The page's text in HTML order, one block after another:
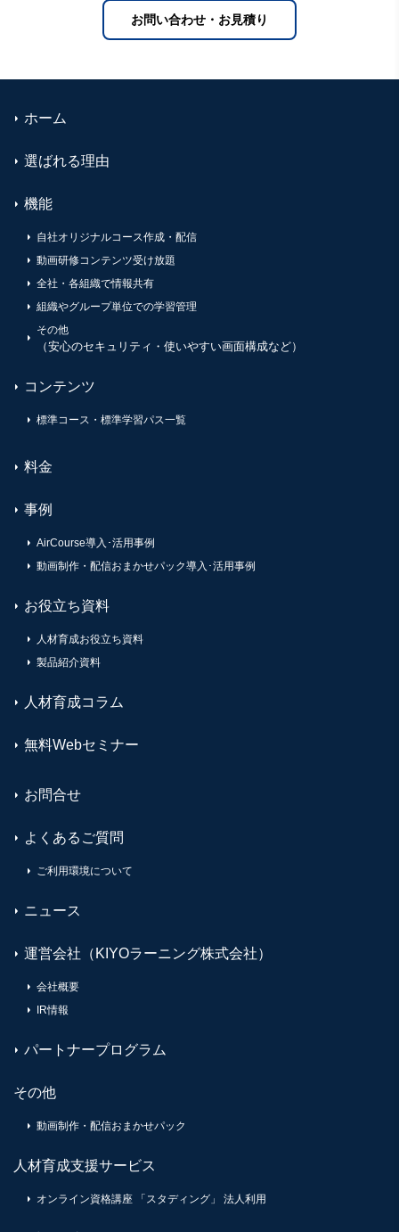
お問い合わせ・お見積り
ホーム
選ばれる理由
機能
自社オリジナルコース作成・配信
動画研修コンテンツ受け放題
全社・各組織で情報共有
組織やグループ単位での学習管理
その他
（安心のセキュリティ・使いやすい画面構成など）
コンテンツ
標準コース・標準学習パス一覧
料金
事例
AirCourse導入･活用事例
動画制作・配信おまかせパック導入･活用事例
お役立ち資料
人材育成お役立ち資料
製品紹介資料
人材育成コラム
無料Webセミナー
お問合せ
よくあるご質問
ご利用環境について
ニュース
運営会社（KIYOラーニング株式会社）
会社概要
IR情報
パートナープログラム
その他
動画制作・配信おまかせパック
人材育成支援サービス
オンライン資格講座 「スタディング」 法人利用